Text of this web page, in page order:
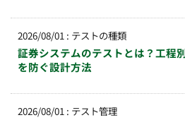
2026/08/01 : テストの種類
証券システムのテストとは？工程
を防ぐ設計方法
2026/08/01 : テスト管理